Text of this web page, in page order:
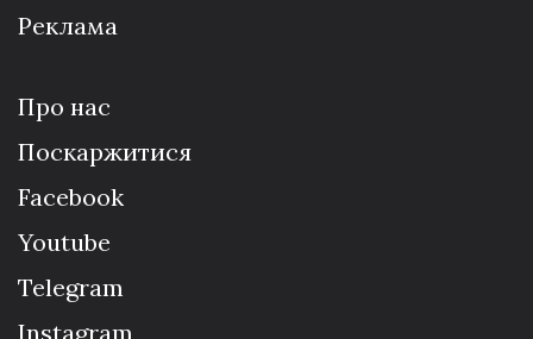
Реклама
Про нас
Поскаржитися
Facebook
Youtube
Telegram
Instagram